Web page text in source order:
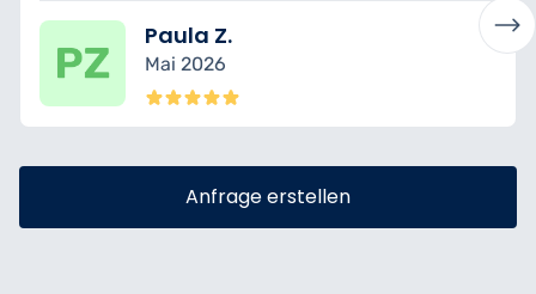
Mario T.
Anfrage erstellen